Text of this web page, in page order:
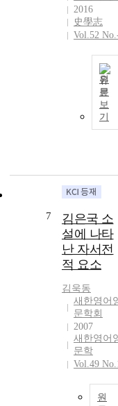
2016
史學志
Vol.52
원
문
보
기
7
김은국 소
설에 나타
난 자서전
적 요소
김욱동
새한영어
문학회
2007
새한영어
문학
Vol.49
원